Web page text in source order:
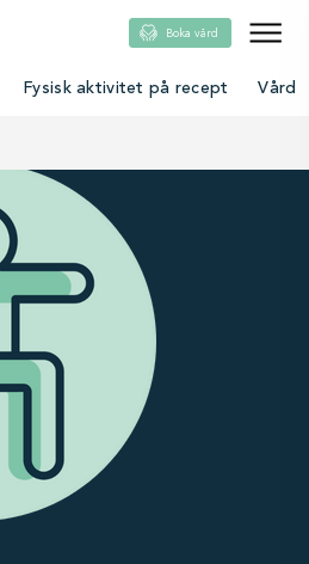
Boka vård
Fysisk aktivitet på recept Vård